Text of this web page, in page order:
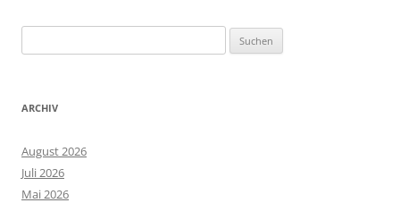
nach:
ARCHIV
August 2026
Juli 2026
Mai 2026